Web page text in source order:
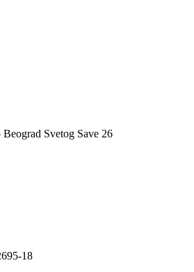
Svetog Save 26
18